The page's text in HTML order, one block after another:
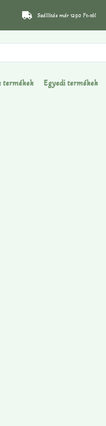
Szállítás már 1290 Ft-tól
termékek Egyedi termékek